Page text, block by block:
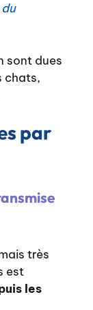
sont dues
chats,
par
très
est
les